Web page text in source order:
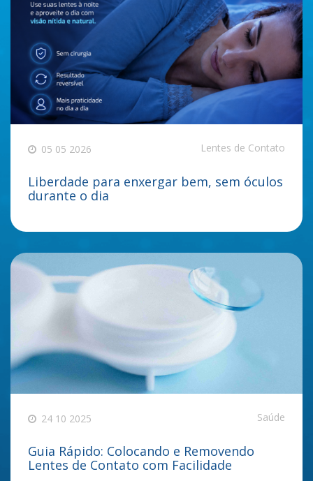
05 05 2026 Lentes de Contato
Liberdade para enxergar bem, sem óculos
durante o dia
24 10 2025 Saúde
Guia Rápido: Colocando e Removendo
Lentes de Contato com Facilidade